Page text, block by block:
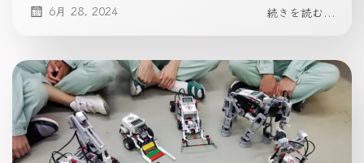
6月 28, 2024 続きを読む...